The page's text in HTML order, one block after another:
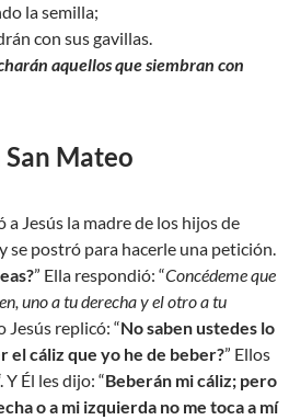
la semilla;
con sus gavillas.
aquellos que siembran con
Mateo
a Jesús la madre de los hijos de
se postró para hacerle una petición.
” Ella respondió: “Concédeme que
uno a tu derecha y el otro a tu
Jesús replicó: “No saben ustedes lo
el cáliz que yo he de beber?” Ellos
Y Él les dijo: “Beberán mi cáliz; pero
o a mi izquierda no me toca a mí